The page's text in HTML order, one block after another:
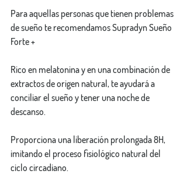
Para aquellas personas que tienen problemas
de sueño te recomendamos Supradyn Sueño
Forte +
Rico en melatonina y en una combinación de
extractos de origen natural, te ayudará a
conciliar el sueño y tener una noche de
descanso.
Proporciona una liberación prolongada 8H,
imitando el proceso fisiológico natural del
ciclo circadiano.